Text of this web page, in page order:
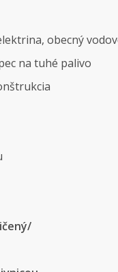
obecný
na tuhé palivo